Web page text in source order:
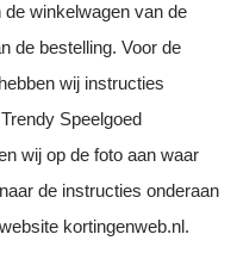
winkelwagen van de
de bestelling. Voor de
wij instructies
Speelgoed
wij op de foto aan waar
de instructies onderaan
kortingenweb.nl.